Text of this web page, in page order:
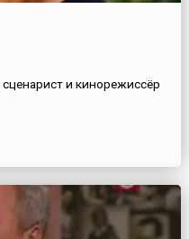
и кинорежиссёр